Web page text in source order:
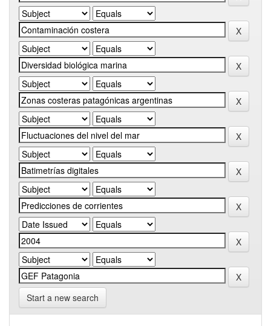
Start a new search